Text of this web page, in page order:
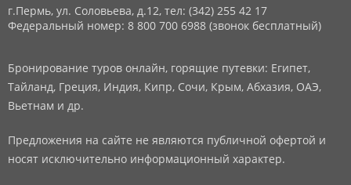
г.Пермь, ул. Соловьева, д.12, тел: (342) 255 42 17
Федеральный номер: 8 800 700 6988 (звонок бесплатный)
Бронирование туров онлайн, горящие путевки: Египет,
Тайланд, Греция, Индия, Кипр, Сочи, Крым, Абхазия, ОАЭ,
Вьетнам и др.
Предложения на сайте не являются публичной офертой и
носят исключительно информационный характер.